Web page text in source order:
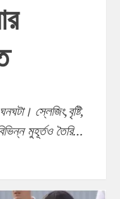
স্লেজিং,বৃষ্টি,
মুহূর্তও তৈরি...